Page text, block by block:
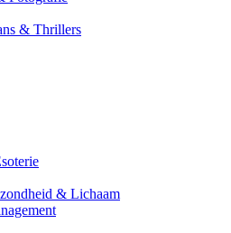
& Thrillers
& Lichaam